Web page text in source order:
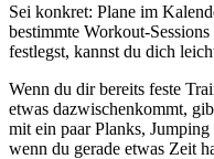
Sei konkret: Plane im
bestimmte Workout-
festlegst, kannst du dich
Wenn du dir bereits feste
etwas dazwischenkommt,
mit ein paar Planks,
wenn du gerade etwas Zeit